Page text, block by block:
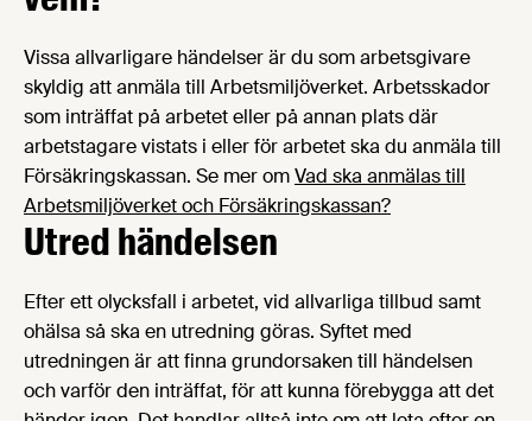
Vissa allvarligare händelser är du som arbetsgivare
skyldig att anmäla till Arbetsmiljöverket. Arbetsskador
som inträffat på arbetet eller på annan plats där
arbetstagare vistats i eller för arbetet ska du anmäla till
Försäkringskassan. Se mer omVad ska anmälas till
Arbetsmiljöverket och Försäkringskassan?
Utred händelsen
Efter ett olycksfall i arbetet, vid allvarliga tillbud samt
ohälsa så ska en utredning göras. Syftet med
utredningen är att finna grundorsaken till händelsen
och varför den inträffat, för att kunna förebygga att det